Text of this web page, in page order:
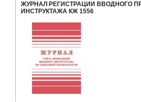
ЖУРНАЛ РЕГИСТРАЦИИ ВВОДНОГО
ИНСТРУКТАЖА КЖ 1556